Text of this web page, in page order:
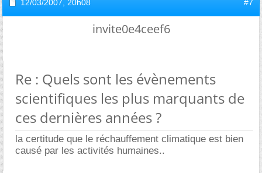
12/03/2007, 20h08 #7
invite0e4ceef6
Re : Quels sont les évènements
scientifiques les plus marquants de
ces dernières années ?
la certitude que le réchauffement climatique est bien
causé par les activités humaines..